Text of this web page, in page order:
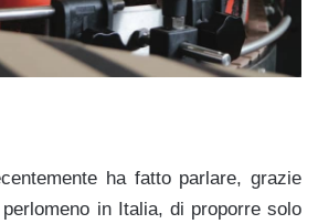
ha fatto parlare, grazie
in Italia, di proporre solo